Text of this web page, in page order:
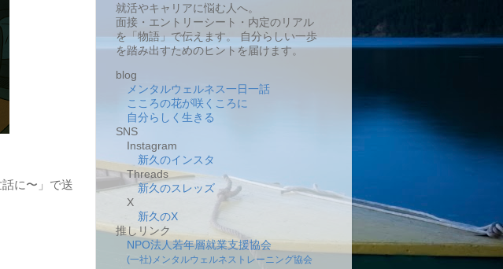
に〜」で送
就活やキャリアに悩む人へ。
面接・エントリーシート・内定のリアル
を「物語」で伝えます。 自分らしい一歩
を踏み出すためのヒントを届けます。
blog
メンタルウェルネス一日一話
こころの花が咲くころに
自分らしく生きる
SNS
Instagram
新久のインスタ
Threads
新久のスレッズ
X
新久のX
推しリンク
NPO法人若年層就業支援協会
(一社)メンタルウェルネストレーニング協会